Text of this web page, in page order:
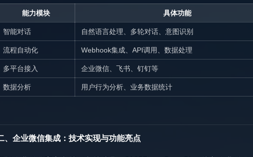
能力模块 具体功能
智能对话 自然语言处理、多轮对话、意图识别
流程自动化 Webhook集成、API调用、数据处理
多平台接入 企业微信、飞书、钉钉等
数据分析 用户行为分析、业务数据统计
、企业微信集成：技术实现与功能亮点